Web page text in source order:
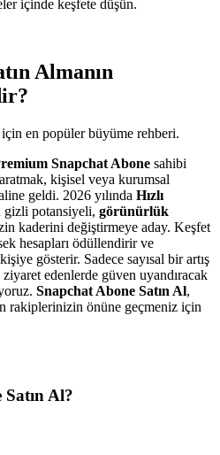
içinde keşfete düşün.
Almanın
için en popüler büyüme rehberi.
Snapchat Abone sahibi
kişisel veya kurumsal
geldi. 2026 yılında Hızlı
gizli potansiyeli, görünürlük
kaderini değiştirmeye aday. Keşfet
hesapları ödüllendirir ve
gösterir. Sadece sayısal bir artış
edenlerde güven uyandıracak
Snapchat Abone Satın Al,
rakiplerinizin önüne geçmeniz için
Satın Al?